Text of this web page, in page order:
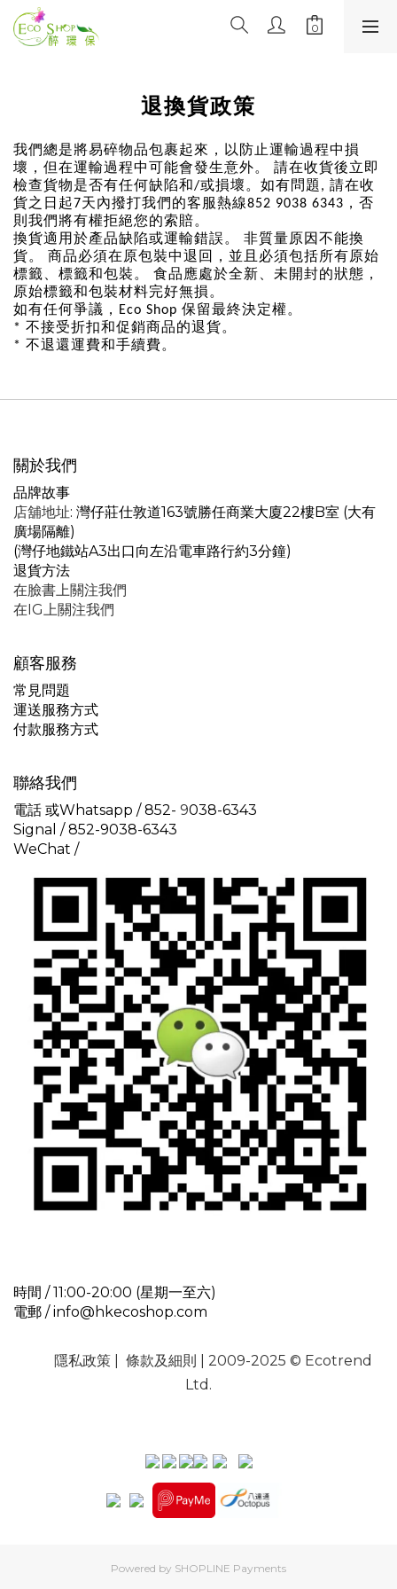
退換貨政策
我們總是將易碎物品包裹起來，以防止運輸過程中損
壞，但在運輸過程中可能會發生意外。 請在收貨後立即
檢查貨物是否有任何缺陷和/或損壞。如有問題, 請在收
貨之日起7天內撥打我們的客服熱線852 9038 6343，否
則我們將有權拒絕您的索賠。
換貨適用於產品缺陷或運輸錯誤。 非質量原因不能換
貨。 商品必須在原包裝中退回，並且必須包括所有原始
標籤、標籤和包裝。 食品應處於全新、未開封的狀態，
原始標籤和包裝材料完好無損。
如有任何爭議，Eco Shop 保留最終決定權。
* 不接受折扣和促銷商品的退貨。
* 不退還運費和手續費。
關於我們
品牌故事
店舖地址: 灣仔莊仕敦道163號勝任商業大廈22樓B室 (大有
廣場隔離)
(灣仔地鐵站A3出口向左沿電車路行約3分鐘)
退貨方法
在臉書上關注我們
在IG上關注我們
顧客服務
常見問題
運送服務方式
付款服務方式
聯絡我們
電話 或Whatsapp / 852- 9038-6343
Signal /852-9038-6343
WeChat /
時間 / 11:00-20:00 (星期一至六)
電郵 / info@hkecoshop.com
隱私政策| 條款及細則 | 2009-2025 © Ecotrend
Ltd.
Powered by SHOPLINE Payments